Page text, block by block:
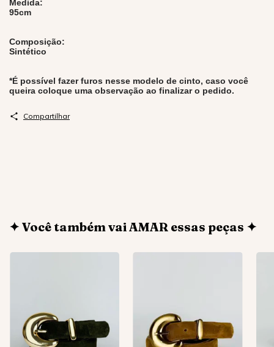
Medida:
95cm
Composição:
Sintético
*É possível fazer furos nesse modelo de cinto, caso você
queira coloque uma observação ao finalizar o pedido.
Compartilhar
✦ Você também vai AMAR essas peças ✦